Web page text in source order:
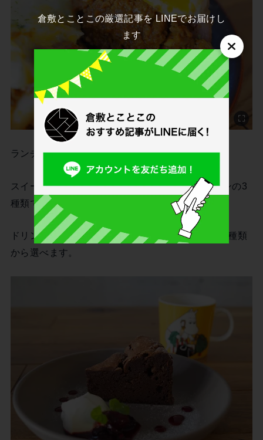
ランチには選べるスイーツとドリンク付き。
スイーツはチーズケーキ、ガトーショコラ、プリンの3
種類です。
ドリンクはコーヒー、紅茶、りんごジュースなど8種類
から選べます。
倉敷とことこの厳選記事を LINEでお届けし
ます